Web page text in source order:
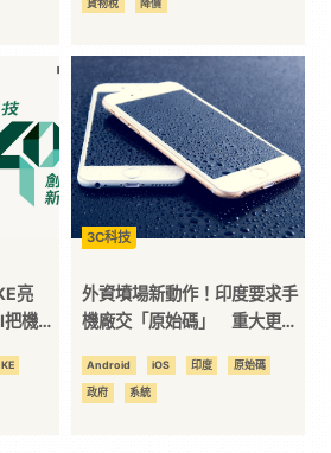
貨物稅 降價
亮
機器
3C科技
外資墳場新動作！印度要求手
機廠交「原始碼」 重大更新
Android iOS 印度 原始碼
政府 系統